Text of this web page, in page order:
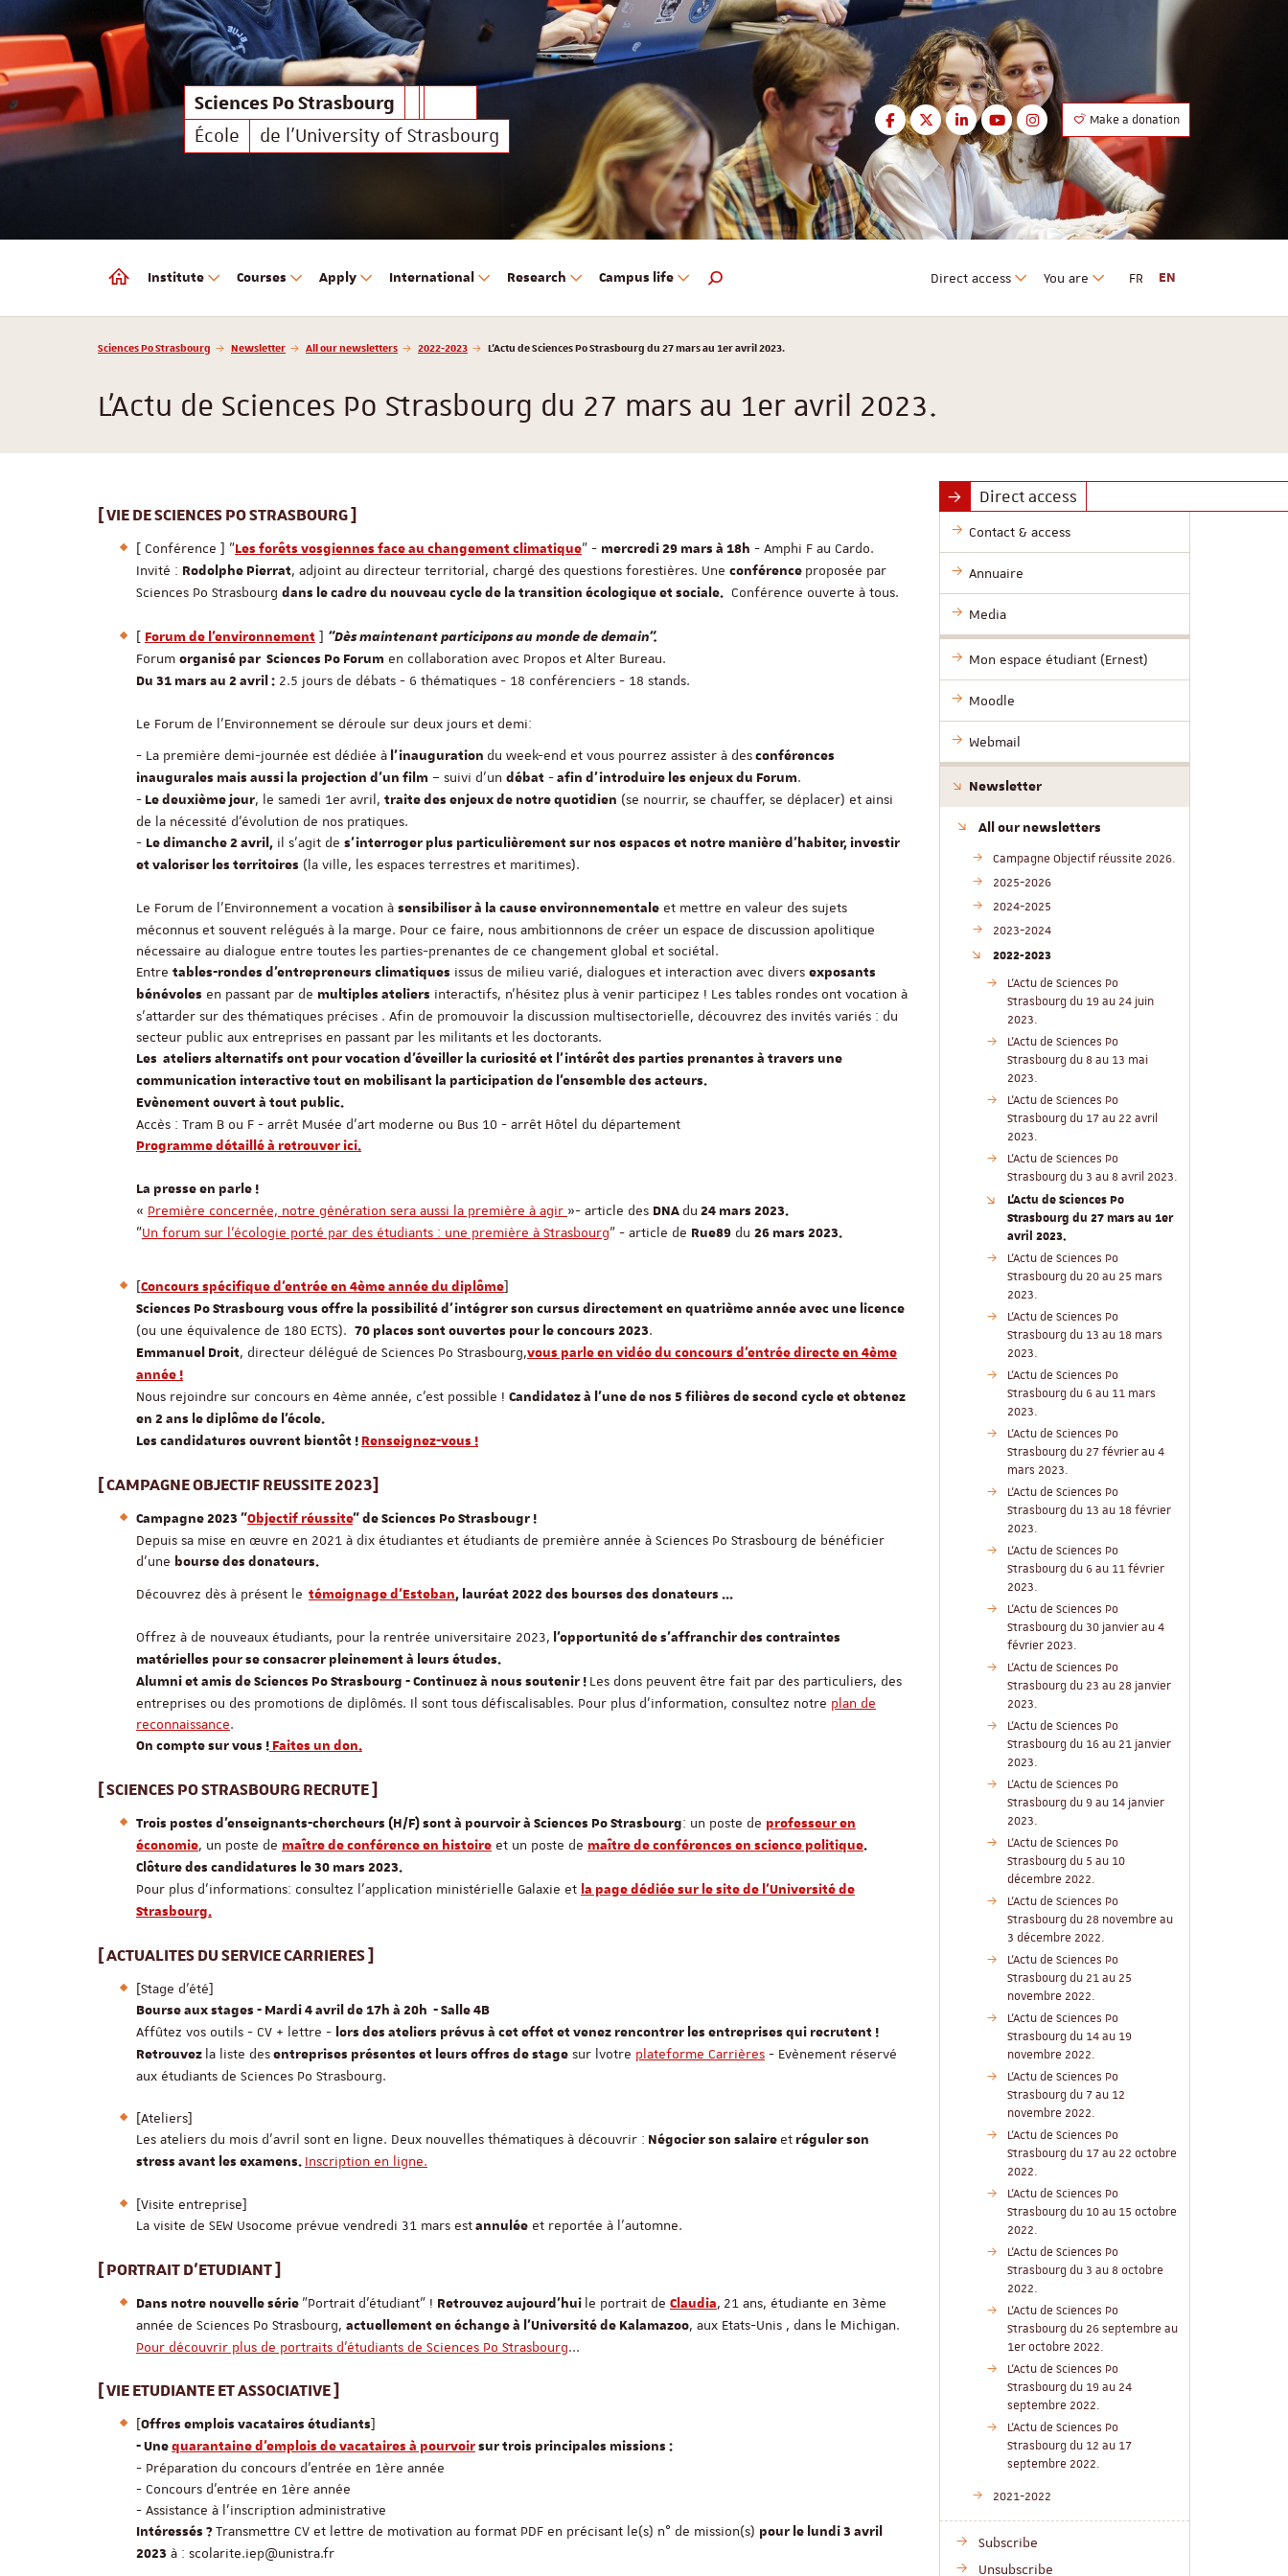
Sciences Po Strasbourg
École de l'University of Strasbourg Facebook
TwitterLinkedInYoutubeInstagram
Make a donation
Sciences Po Strasbourg
Institute Courses Apply International Research Campus life
Search engine
Direct access You are FR EN
Sciences Po Strasbourg Facebook YoutubeInstagram
Vous êtes ici :
Sciences Po Strasbourg Newsletter All our newsletters 2022-2023 L'Actu de Sciences Po Strasbourg du 27 mars au 1er avril 2023.
L'Actu de Sciences Po Strasbourg du 27 mars au 1er avril 2023.
[ VIE DE SCIENCES PO STRASBOURG ]
[ Conférence ] "Les forêts vosgiennes face au changement climatique" - mercredi 29 mars à 18h - Amphi F au Cardo.
Invité : Rodolphe Pierrat, adjoint au directeur territorial, chargé des questions forestières. Une conférence proposée par
Sciences Po Strasbourg dans le cadre du nouveau cycle de la transition écologique et sociale. Conférence ouverte à tous.
[ Forum de l'environnement ] "Dès maintenant participons au monde de demain".
Forum organisé par Sciences Po Forum en collaboration avec Propos et Alter Bureau.
Du 31 mars au 2 avril : 2.5 jours de débats - 6 thématiques - 18 conférenciers - 18 stands.
Le Forum de l’Environnement se déroule sur deux jours et demi:
- La première demi-journée est dédiée à l’inauguration du week-end et vous pourrez assister à desconférences
inaugurales mais aussi la projection d’un film – suivi d’un débat -afin d’introduire les enjeux du Forum.
- Le deuxième jour, le samedi 1er avril, traite des enjeux de notre quotidien (se nourrir, se chauffer, se déplacer) et ainsi
de la nécessité d’évolution de nos pratiques.
- Le dimanche 2 avril, il s’agit de s’interroger plus particulièrement sur nos espaces et notre manière d’habiter, investir
et valoriser les territoires (la ville, les espaces terrestres et maritimes).
Le Forum de l’Environnement a vocation à sensibiliser à la cause environnementale et mettre en valeur des sujets
méconnus et souvent relégués à la marge. Pour ce faire, nous ambitionnons de créer un espace de discussion apolitique
nécessaire au dialogue entre toutes les parties-prenantes de ce changement global et sociétal.
Entre tables-rondes d’entrepreneurs climatiques issus de milieu varié, dialogues et interaction avec divers exposants
bénévoles en passant par de multiples ateliers interactifs, n’hésitez plus à venir participez ! Les tables rondes ont vocation à
s’attarder sur des thématiques précises . Afin de promouvoir la discussion multisectorielle, découvrez des invités variés : du
secteur public aux entreprises en passant par les militants et les doctorants.
Les ateliers alternatifs ont pour vocation d’éveiller la curiosité et l'intérêt des parties prenantes à travers une
communication interactive tout en mobilisant la participation de l'ensemble des acteurs.
Evènement ouvert à tout public.
Accès : Tram B ou F - arrêt Musée d'art moderne ou Bus 10 - arrêt Hôtel du département
Programme détaillé à retrouver ici.
La presse en parle !
« Première concernée, notre génération sera aussi la première à agir »- article des DNA du 24 mars 2023.
"Un forum sur l’écologie porté par des étudiants : une première à Strasbourg" - article de Rue89 du 26 mars 2023.
[Concours spécifique d'entrée en 4ème année du diplôme]
Sciences Po Strasbourg vous offre la possibilité d’intégrer son cursus directement en quatrième année avec une licence
(ou une équivalence de 180 ECTS). 70 places sont ouvertes pour le concours 2023.
Emmanuel Droit, directeur délégué de Sciences Po Strasbourg,vous parle en vidéo du concours d'entrée directe en 4ème
année !
Nous rejoindre sur concours en 4ème année, c’est possible ! Candidatez à l’une de nos 5 filières de second cycle et obtenez
en 2 ans le diplôme de l’école.
Les candidatures ouvrent bientôt ! Renseignez-vous !
[ CAMPAGNE OBJECTIF REUSSITE 2023]
Campagne 2023 "Objectif réussite" de Sciences Po Strasbougr !
Depuis sa mise en œuvre en 2021 à dix étudiantes et étudiants de première année à Sciences Po Strasbourg de bénéficier
d'une bourse des donateurs.
Découvrez dès à présent le témoignage d'Esteban, lauréat 2022 des bourses des donateurs ...
Offrez à de nouveaux étudiants, pour la rentrée universitaire 2023, l'opportunité de s'affranchir des contraintes
matérielles pour se consacrer pleinement à leurs études.
Alumni et amis de Sciences Po Strasbourg - Continuez à nous soutenir ! Les dons peuvent être fait par des particuliers, des
entreprises ou des promotions de diplômés. Il sont tous défiscalisables. Pour plus d'information, consultez notre plan de
reconnaissance.
On compte sur vous ! Faites un don.
[ SCIENCES PO STRASBOURG RECRUTE ]
Trois postes d'enseignants-chercheurs (H/F) sont à pourvoir à Sciences Po Strasbourg: un poste de professeur en
économie, un poste de maître de conférence en histoire et un poste de maître de conférences en science politique.
Clôture des candidatures le 30 mars 2023.
Pour plus d'informations: consultez l’application ministérielle Galaxie et la page dédiée sur le site de l'Université de
Strasbourg.
[ ACTUALITES DU SERVICE CARRIERES ]
[Stage d'été]
Bourse aux stages - Mardi 4 avril de 17h à 20h - Salle 4B
Affûtez vos outils - CV + lettre - lors des ateliers prévus à cet effet et venez rencontrer les entreprises qui recrutent !
Retrouvez la liste desentreprises présentes et leurs offres de stage sur lvotre plateforme Carrières - Evènement réservé
aux étudiants de Sciences Po Strasbourg.
[Ateliers]
Les ateliers du mois d'avril sont en ligne. Deux nouvelles thématiques à découvrir : Négocier son salaire et réguler son
stress avant les examens. Inscription en ligne.
[Visite entreprise]
La visite de SEW Usocome prévue vendredi 31 mars estannulée et reportée à l'automne.
[ PORTRAIT D'ETUDIANT ]
Dans notre nouvelle série "Portrait d'étudiant" ! Retrouvez aujourd'hui le portrait de Claudia, 21 ans, étudiante en 3ème
année de Sciences Po Strasbourg, actuellement en échange à l'Université de Kalamazoo, aux Etats-Unis , dans le Michigan.
Pour découvrir plus de portraits d'étudiants de Sciences Po Strasbourg...
[ VIE ETUDIANTE ET ASSOCIATIVE ]
[Offres emplois vacataires étudiants]
- Unequarantaine d'emplois de vacataires à pourvoirsur trois principales missions :
- Préparation du concours d'entrée en 1ère année
- Concours d'entrée en 1ère année
- Assistance à l'inscription administrative
Intéressés ?Transmettre CV et lettre de motivation au format PDF en précisant le(s) n° de mission(s) pour le lundi 3 avril
2023 à : scolarite.iep@unistra.fr
Direct access
Contact & access
Annuaire
Media
Mon espace étudiant (Ernest)
Moodle
Webmail
Newsletter
All our newsletters
Campagne Objectif réussite 2026.
2025-2026
2024-2025
2023-2024
2022-2023
L'Actu de Sciences Po
Strasbourg du 19 au 24 juin
2023.
L'Actu de Sciences Po
Strasbourg du 8 au 13 mai
2023.
L'Actu de Sciences Po
Strasbourg du 17 au 22 avril
2023.
L'Actu de Sciences Po
Strasbourg du 3 au 8 avril 2023.
L'Actu de Sciences Po
Strasbourg du 27 mars au 1er
avril 2023.
L'Actu de Sciences Po
Strasbourg du 20 au 25 mars
2023.
L'Actu de Sciences Po
Strasbourg du 13 au 18 mars
2023.
L'Actu de Sciences Po
Strasbourg du 6 au 11 mars
2023.
L'Actu de Sciences Po
Strasbourg du 27 février au 4
mars 2023.
L'Actu de Sciences Po
Strasbourg du 13 au 18 février
2023.
L'Actu de Sciences Po
Strasbourg du 6 au 11 février
2023.
L'Actu de Sciences Po
Strasbourg du 30 janvier au 4
février 2023.
L'Actu de Sciences Po
Strasbourg du 23 au 28 janvier
2023.
L'Actu de Sciences Po
Strasbourg du 16 au 21 janvier
2023.
L'Actu de Sciences Po
Strasbourg du 9 au 14 janvier
2023.
L'Actu de Sciences Po
Strasbourg du 5 au 10
décembre 2022.
L'Actu de Sciences Po
Strasbourg du 28 novembre au
3 décembre 2022.
L'Actu de Sciences Po
Strasbourg du 21 au 25
novembre 2022.
L'Actu de Sciences Po
Strasbourg du 14 au 19
novembre 2022.
L'Actu de Sciences Po
Strasbourg du 7 au 12
novembre 2022.
L'Actu de Sciences Po
Strasbourg du 17 au 22 octobre
2022.
L'Actu de Sciences Po
Strasbourg du 10 au 15 octobre
2022.
L'Actu de Sciences Po
Strasbourg du 3 au 8 octobre
2022.
L'Actu de Sciences Po
Strasbourg du 26 septembre au
1er octobre 2022.
L'Actu de Sciences Po
Strasbourg du 19 au 24
septembre 2022.
L'Actu de Sciences Po
Strasbourg du 12 au 17
septembre 2022.
2021-2022
Subscribe
Unsubscribe